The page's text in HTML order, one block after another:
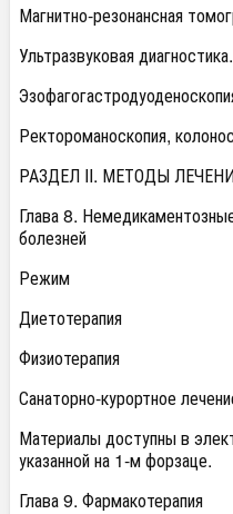
Магнитно-резонансная
Ультразвуковая
Ректороманоскопия,
РАЗДЕЛ II. МЕТОДЫ
Глава 8.
болезней
Режим
Диетотерапия
Физиотерапия
Санаторно-курортное
Материалы доступны в
указанной на 1-м форзаце.
Глава 9. Фармакотерапия